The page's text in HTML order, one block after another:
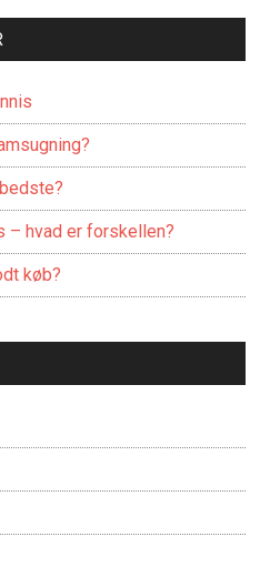
– hvad er forskellen?
køb?